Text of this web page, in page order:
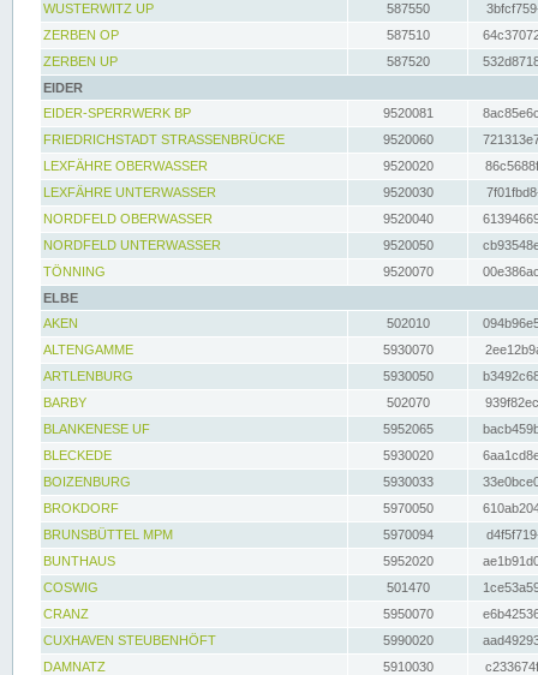
WUSTERWITZ UP
587550
ZERBEN OP
587510
ZERBEN UP
587520
EIDER
EIDER-SPERRWERK BP
9520081
FRIEDRICHSTADT STRASSENBRÜCKE
9520060
LEXFÄHRE OBERWASSER
9520020
LEXFÄHRE UNTERWASSER
9520030
NORDFELD OBERWASSER
9520040
NORDFELD UNTERWASSER
9520050
TÖNNING
9520070
ELBE
AKEN
502010
ALTENGAMME
5930070
ARTLENBURG
5930050
BARBY
502070
BLANKENESE UF
5952065
BLECKEDE
5930020
BOIZENBURG
5930033
BROKDORF
5970050
BRUNSBÜTTEL MPM
5970094
BUNTHAUS
5952020
COSWIG
501470
CRANZ
5950070
CUXHAVEN STEUBENHÖFT
5990020
DAMNATZ
5910030